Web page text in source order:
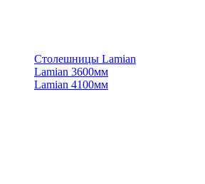
Столешницы Lamian
Lamian 3600мм
Lamian 4100мм